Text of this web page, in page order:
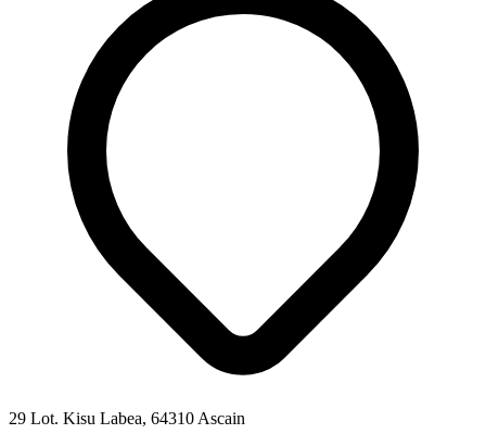
29 Lot. Kisu Labea, 64310 Ascain